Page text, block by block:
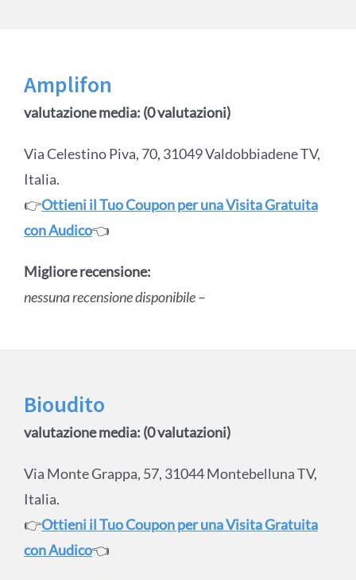
Amplifon
valutazione media: (0 valutazioni)
Via Celestino Piva, 70, 31049 Valdobbiadene TV,
Italia.
👉Ottieni il Tuo Coupon per una Visita Gratuita
con Audico👈
Migliore recensione:
nessuna recensione disponibile–
Bioudito
valutazione media: (0 valutazioni)
Via Monte Grappa, 57, 31044 Montebelluna TV,
Italia.
👉Ottieni il Tuo Coupon per una Visita Gratuita
con Audico👈